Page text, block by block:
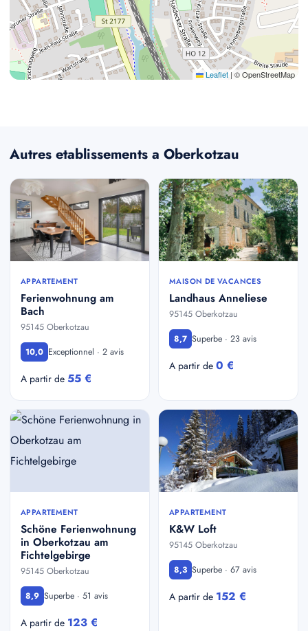
Leaflet | © OpenStreetMap
Autres etablissements a Oberkotzau
APPARTEMENT
Ferienwohnung am
Bach
95145 Oberkotzau
10,0 Exceptionnel · 2 avis
A partir de 55 €
MAISON DE VACANCES
Landhaus Anneliese
95145 Oberkotzau
8,7 Superbe · 23 avis
A partir de 0 €
APPARTEMENT
Schöne Ferienwohnung
in Oberkotzau am
Fichtelgebirge
95145 Oberkotzau
8,9 Superbe · 51 avis
A partir de 123 €
APPARTEMENT
K&W Loft
95145 Oberkotzau
8,3 Superbe · 67 avis
A partir de 152 €